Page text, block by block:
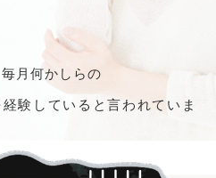
月何かしらの
経験していると言われていま